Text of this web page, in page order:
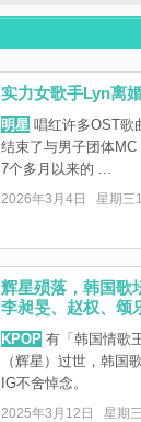
实力女歌手Lyn离
明星唱红许多OST歌
结束了与男子团体
7个多月以来的 ...
2026年3月4日 星期三
辉星殒落，韩国歌
李昶旻、赵权、颂
KPOP有「韩国情歌
（辉星）过世，韩国
IG不舍悼念。
2025年3月12日 星期